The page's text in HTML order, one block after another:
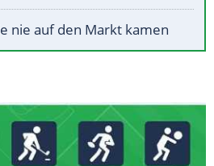
nie auf den Markt kamen